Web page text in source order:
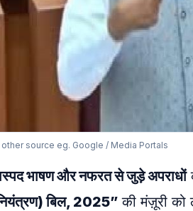
source eg. Google / Media Portals
भाषण और नफरत से जुड़े अपराधों
बिल, 2025” की मंज़ूरी को